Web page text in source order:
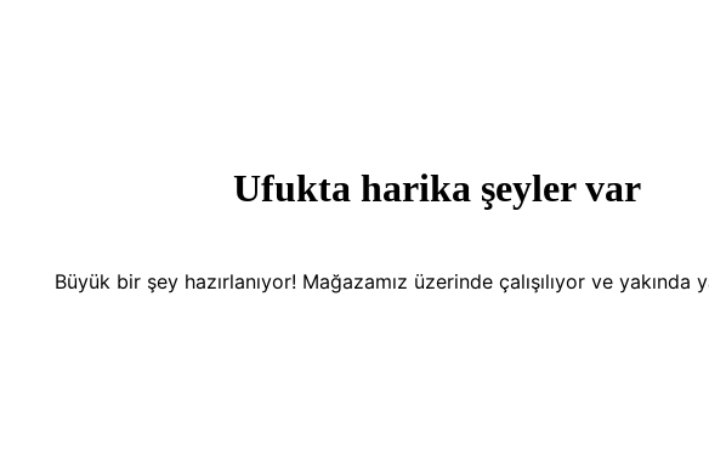
Ufukta harika şeyler var
Büyük bir şey hazırlanıyor! Mağazamız üzerinde çalışılıyor ve yakında